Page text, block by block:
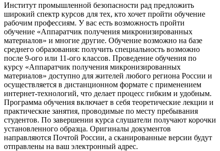
Институт промышленной безопасности рад предложить
широкий спектр курсов для тех, кто хочет пройти обучение
рабочим профессиям. У вас есть возможность пройти
обучение «Аппаратчик получения микронизированных
материалов» и многие другие. Обучение возможно на базе
среднего образования: получить специальность возможно
после 9-ого или 11-ого классов. Проведение обучения по
курсу «Аппаратчик получения микронизированных
материалов» доступно для жителей любого региона России и
осуществляется в дистанционном формате с применением
интернет-технологий, что делает процесс гибким и удобным.
Программа обучения включает в себя теоретические лекции и
практические занятия, проводимые по месту пребывания
студентов. По завершении курса слушатели получают корочки
установленного образца. Оригиналы документов
направляются Почтой России, а сканированные версии будут
отправлены на ваш электронный адрес.